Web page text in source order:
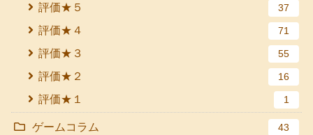
評価★５ 37
評価★４ 71
評価★３ 55
評価★２ 16
評価★１ 1
ゲームコラム 43